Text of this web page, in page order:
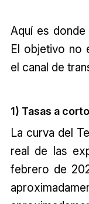
Aquí es
El objetivo no
el canal de
1) Tasas a
La curva del
real de las
febrero de